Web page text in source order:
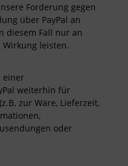
Forderung gegen
über PayPal an
diesem Fall nur an
leisten.
einer
weiterhin für
zur Ware, Lieferzeit,
oder